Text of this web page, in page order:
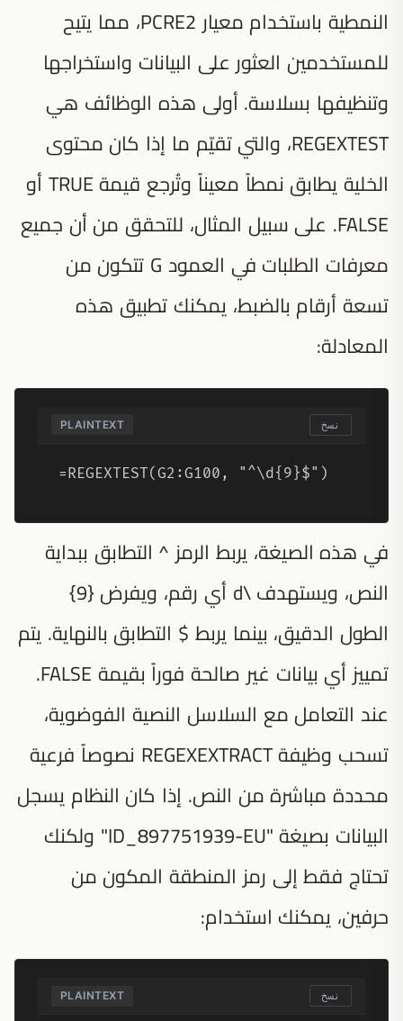
النمطية باستخدام معيار PCRE2، مما يتيح
للمستخدمين العثور على البيانات واستخراجها
وتنظيفها بسلاسة. أولى هذه الوظائف هي
REGEXTEST، والتي تقيّم ما إذا كان محتوى
الخلية يطابق نمطاً معيناً وتُرجع قيمة TRUE أو
FALSE. على سبيل المثال، للتحقق من أن جميع
معرفات الطلبات في العمود G تتكون من
تسعة أرقام بالضبط، يمكنك تطبيق هذه
المعادلة:
PLAINTEXT نسخ
=REGEXTEST(G2:G100, "^\d{9}$")
في هذه الصيغة، يربط الرمز ^ التطابق ببداية
النص، ويستهدف \d أي رقم، ويفرض {9}
الطول الدقيق، بينما يربط $ التطابق بالنهاية. يتم
تمييز أي بيانات غير صالحة فوراً بقيمة FALSE.
عند التعامل مع السلاسل النصية الفوضوية،
تسحب وظيفة REGEXEXTRACT نصوصاً فرعية
محددة مباشرة من النص. إذا كان النظام يسجل
البيانات بصيغة "ID_897751939-EU" ولكنك
تحتاج فقط إلى رمز المنطقة المكون من
حرفين، يمكنك استخدام:
PLAINTEXT نسخ